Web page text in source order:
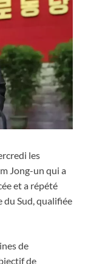
les
Jong-un qui a
et a répété
du Sud, qualifiée
de
de